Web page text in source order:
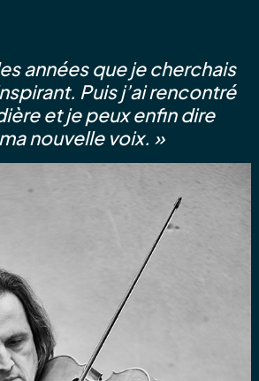
années que je cherchais
Puis j’ai rencontré
et je peux enfin dire
nouvelle voix. »